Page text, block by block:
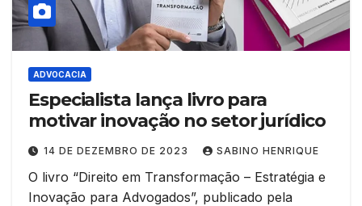
ADVOCACIA
Especialista lança livro para
motivar inovação no setor jurídico
14 DE DEZEMBRO DE 2023 SABINO HENRIQUE
O livro “Direito em Transformação – Estratégia e
Inovação para Advogados”, publicado pela